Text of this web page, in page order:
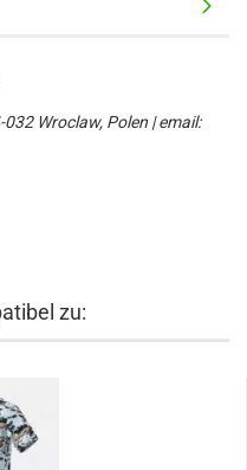
Wroclaw, Polen | email:
zu: